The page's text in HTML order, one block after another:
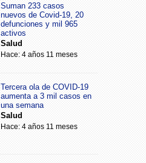
Suman 233 casos
nuevos de Covid-19, 20
defunciones y mil 965
activos
Salud
Hace: 4 años 11 meses
Tercera ola de COVID-19
aumenta a 3 mil casos en
una semana
Salud
Hace: 4 años 11 meses